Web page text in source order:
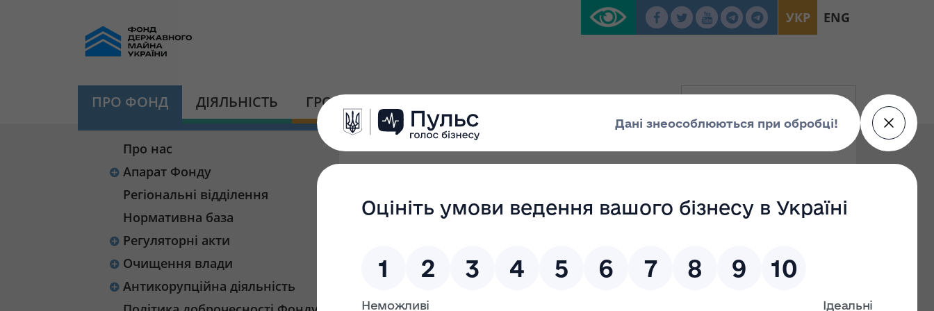
УКР ENG
ПРО ФОНД ДІЯЛЬНІСТЬ ГРОМАДСЬКА ПЛАТФОРМА
Про нас
Апарат Фонду
Регіональні відділення
Нормативна база
Регуляторні акти
Очищення влади
Антикорупційна діяльність
Зв`язки з інвесторами
Якщо Ви зацікавлені у інвестуванні в об'єкти приватизації, пишіть нам на електронну адресу:
ir@spfu.gov.ua